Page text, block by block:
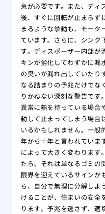
意が必要です。また、ディ
後、すぐに回転が止まらず
まるような挙動も、モータ
ています。さらに、シンク
す。ディスポーザー内部が
キンが劣化してわずかに漏
の臭いが漏れ出していたり
なる詰まりの予兆だけでな
りかねない深刻な警告です
異常に熱を持っている場合
動して止まってしまう場合
いるかもしれません。一般
年から十年と言われていま
によって大きく変わります
たら、それは単なるゴミの
限界を迎えているサインか
ら、自分で無理に分解しよ
けることが、住まいの安全
ります。予兆を逃さず、適